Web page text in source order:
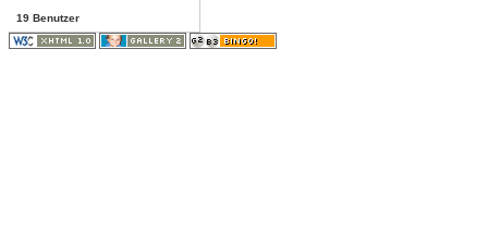
19 Benutzer